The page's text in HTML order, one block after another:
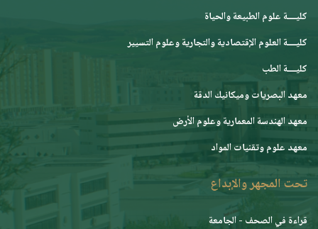
كليــــة علوم الطبيعة والحياة
كليــــة العلوم الإقتصادية والتجارية وعلوم التسيير
كليــــة الطب
معهد البصريات وميكانيك الدقة
معهد الهندسة المعمارية وعلوم الأرض
معهد علوم وتقنيات المواد
تحت المجهر والإبداع
قراءة في الصحف - الجامعة